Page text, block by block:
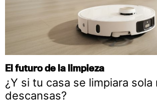
El futuro de la limpieza
¿Y si tu casa se limpiara
descansas?